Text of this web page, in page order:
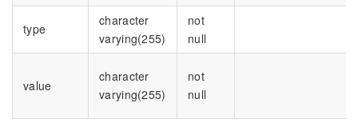
type
character
varying(255)
not
null
value
character
varying(255)
not
null